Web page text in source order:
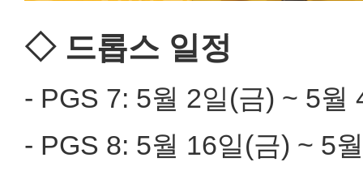
◇ 드롭스 일정
- PGS 7: 5월 2일(금) ~ 5월
- PGS 8: 5월 16일(금) ~ 5